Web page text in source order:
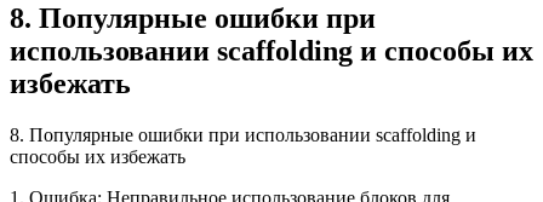
8. Популярные ошибки при
использовании scaffolding и способы их
избежать
8. Популярные ошибки при использовании scaffolding и
способы их избежать
1. Ошибка: Неправильное использование блоков для